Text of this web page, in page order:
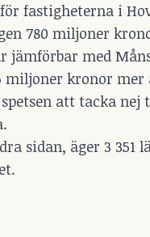
fastigheterna i
780 miljoner
jämförbar med
miljoner kronor mer
att tacka nej
sidan, äger 3 351